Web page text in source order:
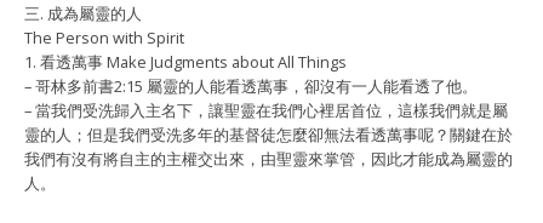
三. 成為屬靈的⼈
The Person with Spirit
1. 看透萬事 Make Judgments about All Things
– 哥林多前書2:15 屬靈的⼈能看透萬事，卻沒有⼀⼈能看透了他。
– 當我們受洗歸入主名下，讓聖靈在我們⼼裡居⾸位，這樣我們就是屬
靈的⼈；但是我們受洗多年的基督徒怎麼卻無法看透萬事呢？關鍵在於
我們有沒有將⾃主的主權交出來，由聖靈來掌管，因此才能成為屬靈的
⼈。